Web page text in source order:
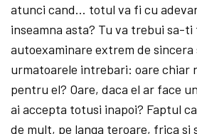
atunci cand… totul va fi cu
inseamna asta? Tu va trebui sa-ti
autoexaminare extrem de sincera
urmatoarele intrebari: oare chiar
pentru el? Oare, daca el ar face
ai accepta totusi inapoi? Faptul
de mult, pe langa teroare, frica si